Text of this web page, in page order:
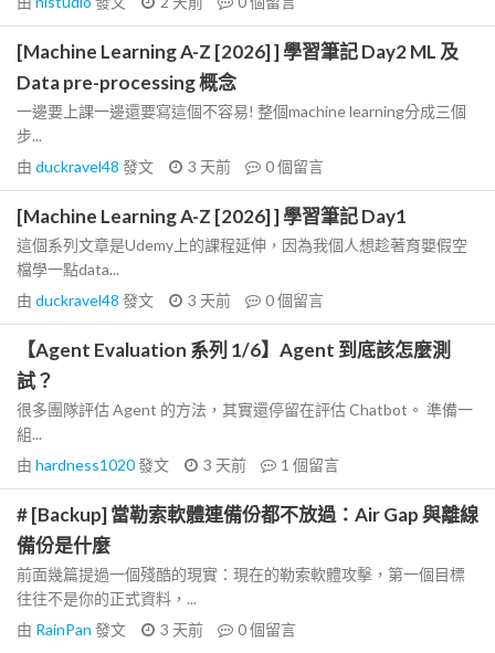
[Machine Learning A-Z [2026] ] 學習筆記 Day2 ML 及
Data pre-processing 概念
一邊要上課一邊還要寫這個不容易! 整個machine learning分成三個
步...
由 duckravel48 發文 3 天前 0個留言
[Machine Learning A-Z [2026] ] 學習筆記 Day1
這個系列文章是Udemy上的課程延伸，因為我個人想趁著育嬰假空
檔學一點data...
由 duckravel48 發文 3 天前 0個留言
【Agent Evaluation 系列 1/6】Agent 到底該怎麼測
試？
很多團隊評估 Agent 的方法，其實還停留在評估 Chatbot。 準備一
組...
由 hardness1020發文 3 天前 1 個留言
# [Backup] 當勒索軟體連備份都不放過：Air Gap 與離線
備份是什麼
前面幾篇提過一個殘酷的現實：現在的勒索軟體攻擊，第一個目標
往往不是你的正式資料，...
由 RainPan 發文 3 天前 0個留言